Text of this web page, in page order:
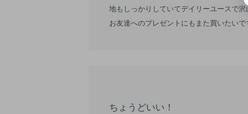
地もしっかりしていてデイリーユースで
お友達へのプレゼントにもまた買いたいで
ちょうどいい！